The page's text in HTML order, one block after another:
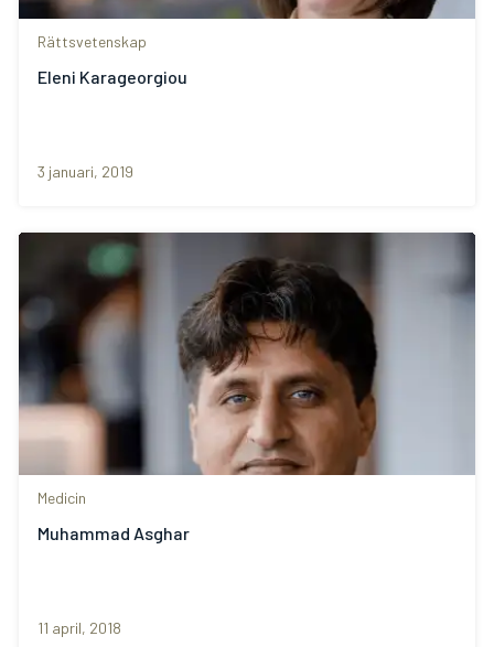
Rättsvetenskap
Eleni Karageorgiou
3 januari, 2019
Medicin
Muhammad Asghar
11 april, 2018